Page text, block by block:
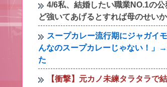
4/6私、結婚したい職業NO.1の
ど強いてあげるとすれば母のせい
スープカレー流行期にジャガイ
んなのスープカレーじゃない！」
た
【衝撃】元カノ未練タラタラで